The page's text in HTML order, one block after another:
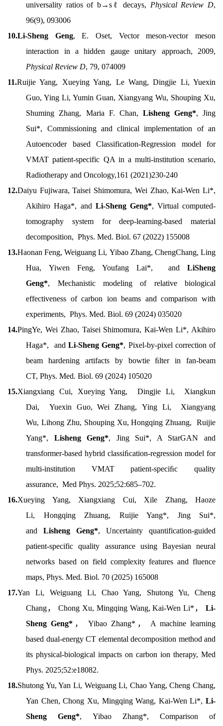
universality ratios of b→sℓ decays, Physical Review D,
96(9), 093006
10.Li-Sheng Geng, E. Oset, Vector meson-vector meson
interaction in a hidden gauge unitary approach, 2009,
Physical Review D, 79, 074009
11.Ruijie Yang, Xueying Yang, Le Wang, Dingjie Li, Yuexin
Guo, Ying Li, Yumin Guan, Xiangyang Wu, Shouping Xu,
Shuming Zhang, Maria F. Chan, Lisheng Geng*, Jing
Sui*, Commissioning and clinical implementation of an
Autoencoder based Classification-Regression model for
VMAT patient-specific QA in a multi-institution scenario,
Radiotherapy and Oncology,161 (2021)230-240
12.Daiyu Fujiwara, Taisei Shimomura, Wei Zhao, Kai-Wen Li*,
Akihiro Haga*, and Li-Sheng Geng*, Virtual computed-
tomography system for deep-learning-based material
decomposition, Phys. Med. Biol. 67 (2022) 155008
13.Haonan Feng, Weiguang Li, Yibao Zhang, ChengChang, Ling
Hua, Yiwen Feng, Youfang Lai*, and LiSheng
Geng*, Mechanistic modeling of relative biological
effectiveness of carbon ion beams and comparison with
experiments, Phys. Med. Biol. 69 (2024) 035020
14.PingYe, Wei Zhao, Taisei Shimomura, Kai-Wen Li*, Akihiro
Haga*, andLi-Sheng Geng*, Pixel-by-pixel correction of
beam hardening artifacts by bowtie ﬁlter in fan-beam
CT, Phys. Med. Biol. 69 (2024) 105020
15.Xiangxiang Cui, Xueying Yang, Dingjie Li, Xiangkun
Dai, Yuexin Guo, Wei Zhang, Ying Li, Xiangyang
Wu, Lihong Zhu, Shouping Xu, Hongqing Zhuang, Ruijie
Yang*, Lisheng Geng*, Jing Sui*, A StarGAN and
transformer-based hybrid classiﬁcation-regression model for
multi-institution VMAT patient-speciﬁc quality
assurance, Med Phys. 2025;52:685–702.
16.Xueying Yang, Xiangxiang Cui, Xile Zhang, Haoze
Li, Hongqing Zhuang, Ruijie Yang*, Jing Sui*,
andLisheng Geng*, Uncertainty quantification-guided
patient-specific quality assurance using Bayesian neural
networks based on field complexity features and fluence
maps, Phys. Med. Biol. 70 (2025) 165008
17.Yan Li, Weiguang Li, Chao Yang, Shutong Yu, Cheng
Chang， Chong Xu, Mingqing Wang, Kai-Wen Li*，
Li-
Sheng Geng* ， Yibao Zhang*， A machine learning
based dual-energy CT elemental decomposition method and
its physical-biological impacts on carbon ion therapy, Med
Phys. 2025;52:e18082.
18.Shutong Yu, Yan Li, Weiguang Li, Chao Yang, Cheng Chang,
Yan Chen, Chong Xu, Mingqing Wang, Kai-Wen Li*, Li-
Sheng Geng*, Yibao Zhang*, Comparison of